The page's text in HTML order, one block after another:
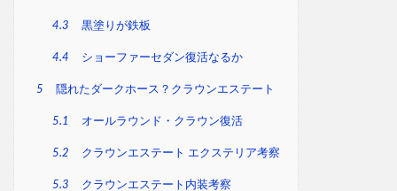
4.3 黒塗りが鉄板
4.4 ショーファーセダン復活なるか
5 隠れたダークホース？クラウンエステート
5.1 オールラウンド・クラウン復活
5.2 クラウンエステート エクステリア考察
5.3 クラウンエステート内装考察